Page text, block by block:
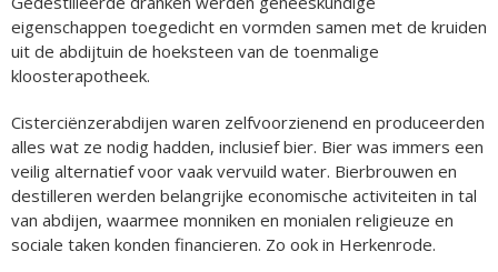
eigenschappen toegedicht en vormden samen met de kruiden
uit de abdijtuin de hoeksteen van de toenmalige
kloosterapotheek.
Cisterciënzerabdijen waren zelfvoorzienend en produceerden
alles wat ze nodig hadden, inclusief bier. Bier was immers een
veilig alternatief voor vaak vervuild water. Bierbrouwen en
destilleren werden belangrijke economische activiteiten in tal
van abdijen, waarmee monniken en monialen religieuze en
sociale taken konden financieren. Zo ook in Herkenrode.